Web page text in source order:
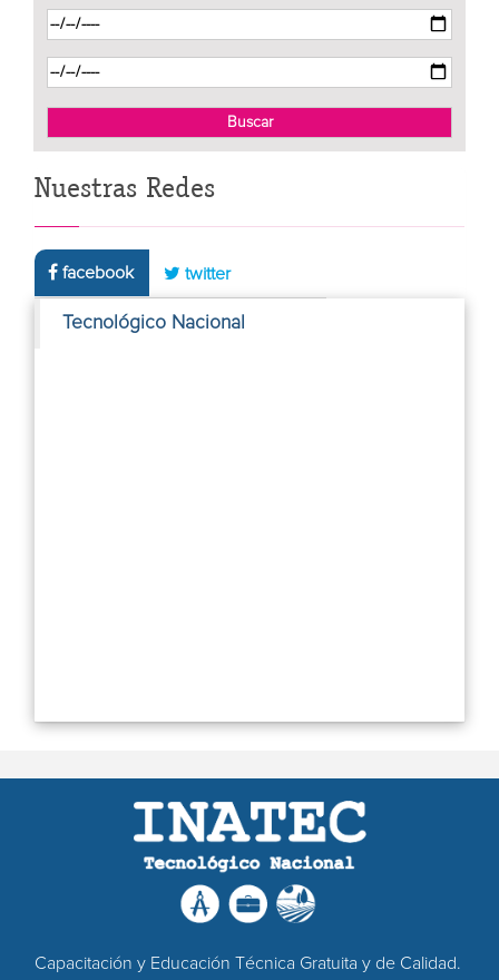
Nuestras Redes
facebook twitter
Tecnológico Nacional
Capacitación y Educación Técnica Gratuita y de Calidad.